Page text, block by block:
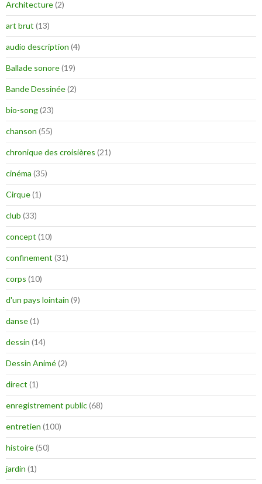
Architecture(2)
art brut (13)
audio description (4)
Ballade sonore(19)
Bande Dessinée(2)
bio-song(23)
chanson (55)
chronique des croisières (21)
cinéma (35)
Cirque(1)
club (33)
concept (10)
confinement (31)
corps (10)
d'un pays lointain (9)
danse(1)
dessin (14)
Dessin Animé(2)
direct (1)
enregistrement public(68)
entretien (100)
histoire(50)
jardin (1)